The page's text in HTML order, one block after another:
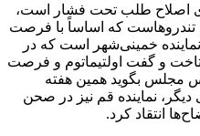
اصلاح طلب تحت فشار است،
تندروهاست که اساساً با فرصت
خمینی‌شهر است که در
و گفت اولتیماتوم و فرصت
مجلس بگوید همین هفته
نماینده قم نیز در صحن
انتقاد کرد.